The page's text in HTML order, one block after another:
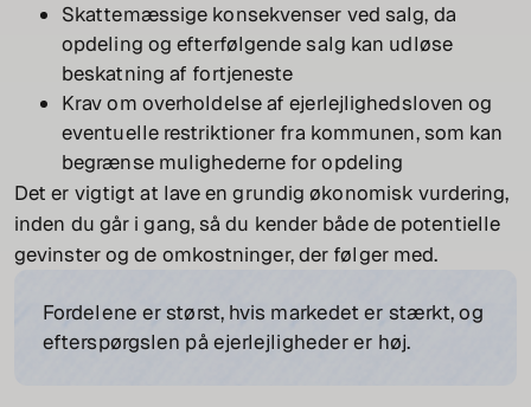
Skattemæssige konsekvenser ved salg, da
opdeling og efterfølgende salg kan udløse
beskatning af fortjeneste
Krav om overholdelse af ejerlejlighedsloven og
eventuelle restriktioner fra kommunen, som kan
begrænse mulighederne for opdeling
Det er vigtigt at lave en grundig økonomisk vurdering,
inden du går i gang, så du kender både de potentielle
gevinster og de omkostninger, der følger med.
Fordelene er størst, hvis markedet er stærkt, og
efterspørgslen på ejerlejligheder er høj.